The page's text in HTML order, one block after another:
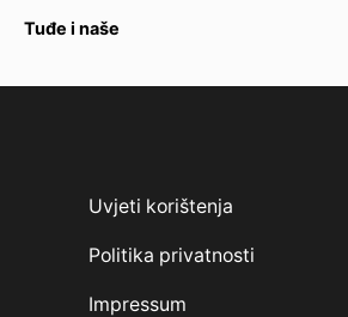
Tuđe i naše
Uvjeti korištenja
Politika privatnosti
Impressum